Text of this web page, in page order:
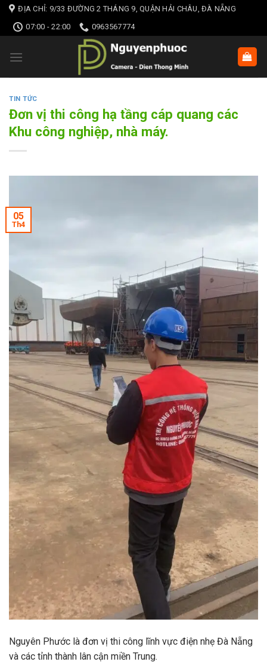
Skip
content
ĐỊA CHỈ: 9/33 ĐƯỜNG 2 THÁNG 9, QUẬN HẢI CHÂU, ĐÀ NẴNG
07:00 - 22:00
0963567774
TIN TỨC
Đơn vị thi công hạ tầng cáp quang các
Khu công nghiệp, nhà máy.
05
Th4
Nguyên Phước là đơn vị thi công lĩnh vực điện nhẹ Đà Nẵng
và các tỉnh thành lân cận miền Trung.